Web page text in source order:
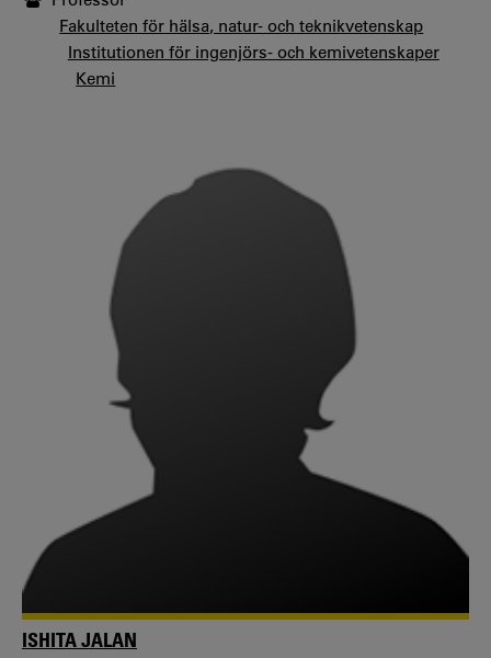
Fakulteten för hälsa, natur- och teknikvetenskap
Institutionen för ingenjörs- och kemivetenskaper
Kemi
ISHITA JALAN